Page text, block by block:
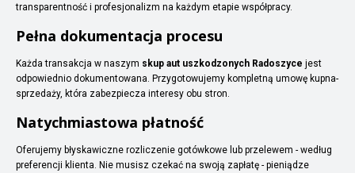
transparentność i profesjonalizm na każdym etapie współpracy.
Pełna dokumentacja procesu
Każda transakcja w naszym skup aut uszkodzonych Radoszyce jest
odpowiednio dokumentowana. Przygotowujemy kompletną umowę kupna-
sprzedaży, która zabezpiecza interesy obu stron.
Natychmiastowa płatność
Oferujemy błyskawiczne rozliczenie gotówkowe lub przelewem - według
preferencji klienta. Nie musisz czekać na swoją zapłatę - pieniądze